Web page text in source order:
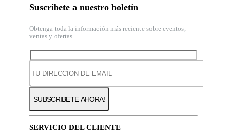
Suscríbete a nuestro boletín
Obtenga toda la información más reciente sobre eventos,
ventas y ofertas.
SERVICIO DEL CLIENTE